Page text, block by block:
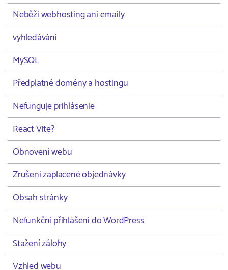
Neběží webhosting ani emaily
vyhledávání
MySQL
Předplatné domény a hostingu
Nefunguje prihlásenie
React Vite?
Obnovení webu
Zrušení zaplacené objednávky
Obsah stránky
Nefunkční přihlášení do WordPress
Stažení zálohy
Vzhled webu